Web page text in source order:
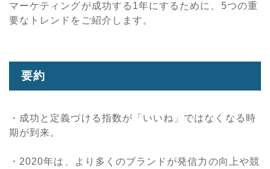
マーケティングが成功する1年にするために、5つの重
要なトレンドをご紹介します。
要約
・成功と定義づける指数が「いいね」ではなくなる時
期が到来。
・2020年は、より多くのブランドが発信力の向上や競